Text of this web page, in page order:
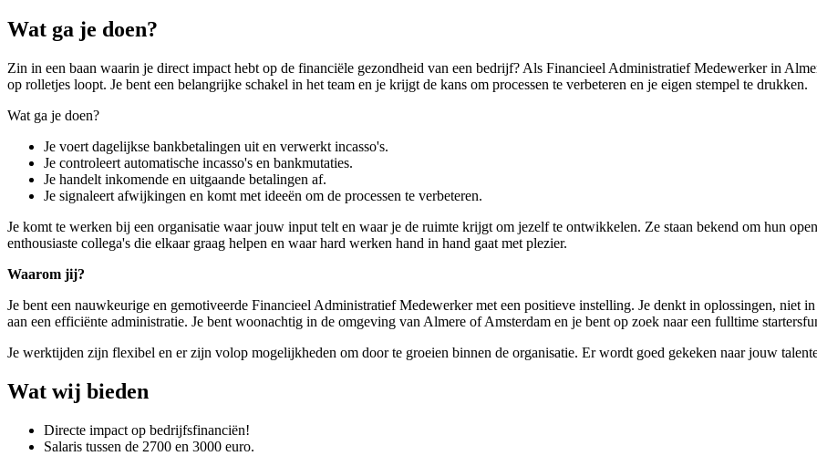
Wat ga je doen?
Zin in een baan waarin je direct impact hebt op de financiële gezondheid van een bedrijf? Als Financieel Administratief Medewerker in
op rolletjes loopt. Je bent een belangrijke schakel in het team en je krijgt de kans om processen te verbeteren en je eigen stempel te drukken.
Wat ga je doen?
Je voert dagelijkse bankbetalingen uit en verwerkt incasso's.
Je controleert automatische incasso's en bankmutaties.
Je handelt inkomende en uitgaande betalingen af.
Je signaleert afwijkingen en komt met ideeën om de processen te verbeteren.
Je komt te werken bij een organisatie waar jouw input telt en waar je de ruimte krijgt om jezelf te ontwikkelen. Ze staan bekend om hun
enthousiaste collega's die elkaar graag helpen en waar hard werken hand in hand gaat met plezier.
Waarom jij?
Je bent een nauwkeurige en gemotiveerde Financieel Administratief Medewerker met een positieve instelling. Je denkt in oplossingen, niet
aan een efficiënte administratie. Je bent woonachtig in de omgeving van Almere of Amsterdam en je bent op zoek naar een fulltime
Je werktijden zijn flexibel en er zijn volop mogelijkheden om door te groeien binnen de organisatie. Er wordt goed gekeken naar jouw
Wat wij bieden
Directe impact op bedrijfsfinanciën!
Salaris tussen de 2700 en 3000 euro.